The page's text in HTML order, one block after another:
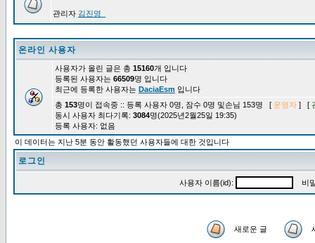
관리자 김진영_
온라인 사용자
사용자가 올린 글은 총 15160개 입니다
등록된 사용자는 66509명 입니다
최근에 등록한 사용자는 DaciaEsm 입니다
총 153명이 접속중 :: 등록 사용자 0명, 잠수 0명 및손님 153명 [ 운영자 ] [
동시 사용자 최다기록: 3084명(2025년2월25일 19:35)
등록 사용자: 없음
이 데이터는 지난 5분 동안 활동했던 사용자들에 대한 것입니다
로그인
사용자 이름(id): 비
새로운 글